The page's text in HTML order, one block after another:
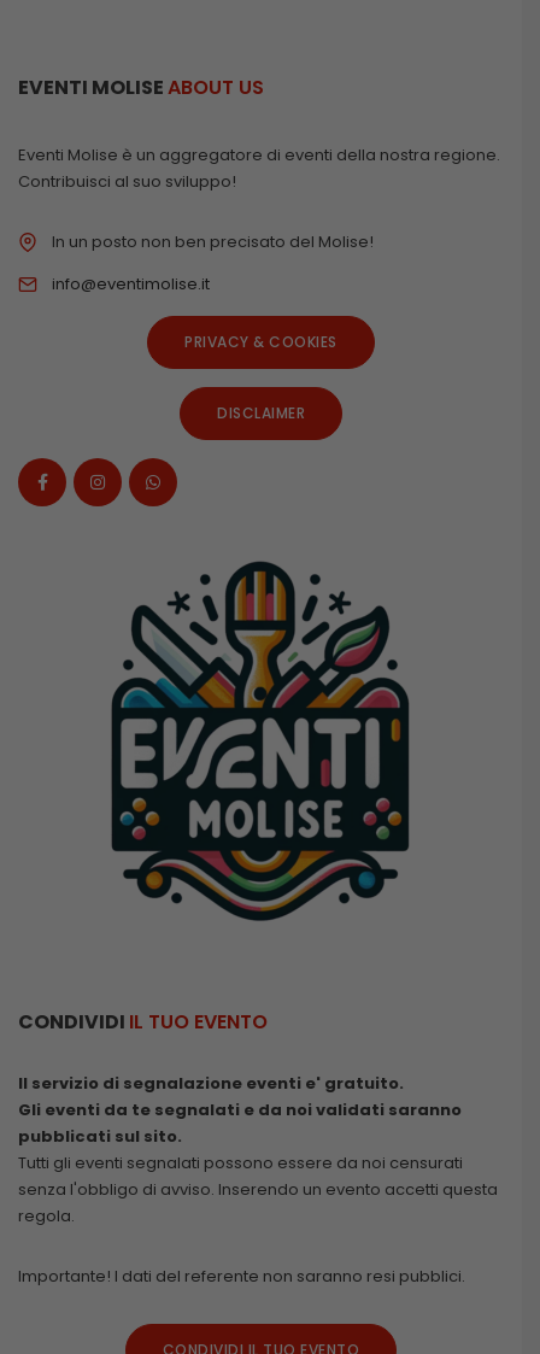
EVENTI MOLISEABOUT US
Eventi Molise è un aggregatore di eventi della nostra regione.
Contribuisci al suo sviluppo!
In un posto non ben precisato del Molise!
info@eventimolise.it
PRIVACY & COOKIES
DISCLAIMER
CONDIVIDI IL TUO EVENTO
Il servizio di segnalazione eventi e' gratuito.
Gli eventi da te segnalati e da noi validati saranno
pubblicati sul sito.
Tutti gli eventi segnalati possono essere da noi censurati
senza l'obbligo di avviso. Inserendo un evento accetti questa
regola.
Importante! I dati del referente non saranno resi pubblici.
CONDIVIDI IL TUO EVENTO